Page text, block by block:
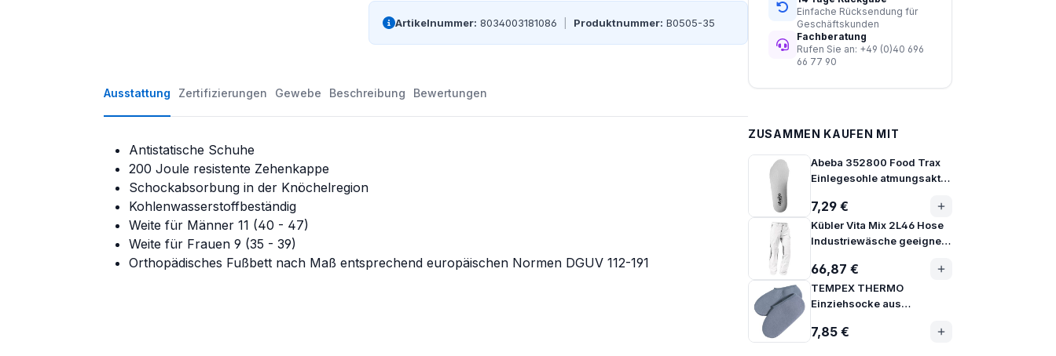
Artikelnummer: 8034003181086 Produktnummer: B0505-35
Ausstattung Zertifizierungen Gewebe Beschreibung Bewertungen
Antistatische Schuhe
200 Joule resistente Zehenkappe
Schockabsorbung in der Knöchelregion
Kohlenwasserstoffbeständig
Weite für Männer 11 (40 - 47)
Weite für Frauen 9 (35 - 39)
Orthopädisches Fußbett nach Maß entsprechend europäischen Normen DGUV 112-191
Einfache Rücksendung für
Geschäftskunden
Fachberatung
Rufen Sie an: +49 (0)40 696
66 77 90
ZUSAMMEN KAUFEN MIT
Abeba 352800 Food Trax
Einlegesohle atmungsaktiv
7,29 €
Kübler Vita Mix 2L46 Hose
Industriewäsche geeignet
66,87 €
TEMPEX THERMO
Einziehsocke aus
7,85 €